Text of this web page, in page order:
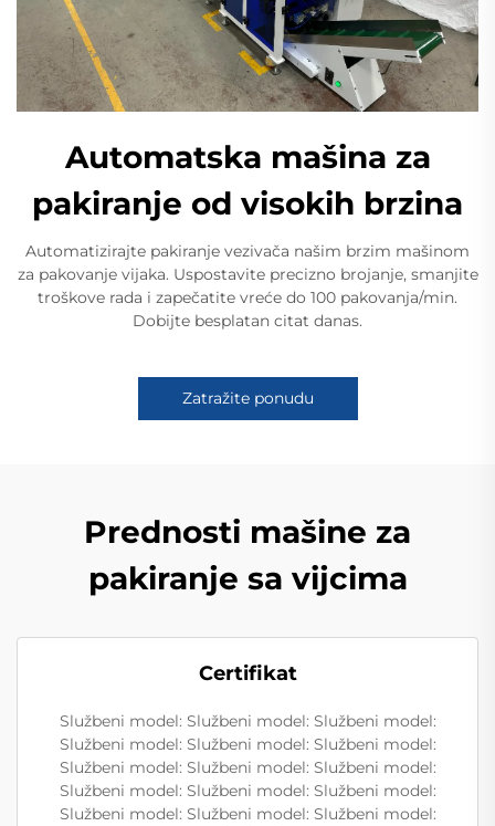
Automatska mašina za
pakiranje od visokih brzina
Automatizirajte pakiranje vezivača našim brzim mašinom
za pakovanje vijaka. Uspostavite precizno brojanje, smanjite
troškove rada i zapečatite vreće do 100 pakovanja/min.
Dobijte besplatan citat danas.
Zatražite ponudu
Prednosti mašine za
pakiranje sa vijcima
Certifikat
Službeni model: Službeni model: Službeni model:
Službeni model: Službeni model: Službeni model:
Službeni model: Službeni model: Službeni model:
Službeni model: Službeni model: Službeni model:
Službeni model: Službeni model: Službeni model: